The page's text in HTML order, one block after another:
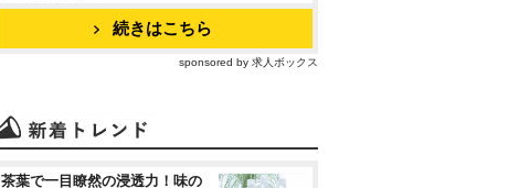
続きはこちら
sponsored by 求人ボックス
茶葉で一目瞭然の浸透力！味の